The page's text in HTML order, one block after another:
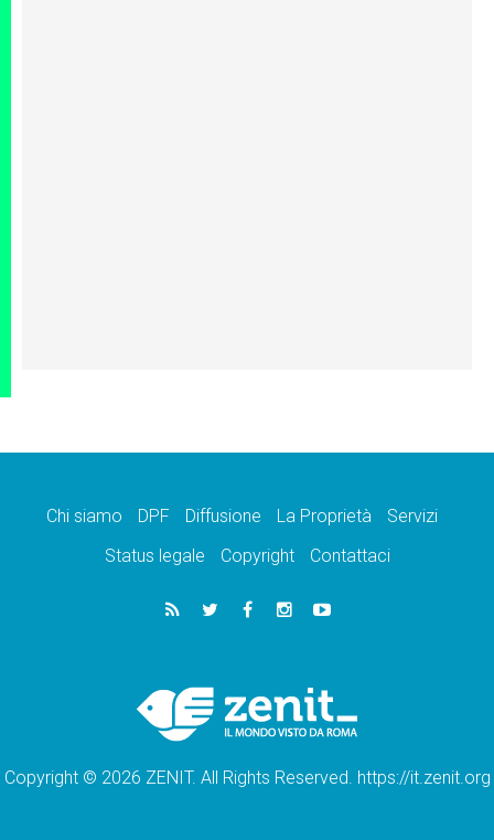
Chi siamo DPF Diffusione La Proprietà
Servizi
Status legale
Copyright Contattaci
Copyright © 2026 ZENIT. All Rights Reserved. https://it.zenit.org